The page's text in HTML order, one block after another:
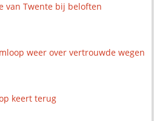
van Twente bij beloften
weer over vertrouwde wegen
keert terug